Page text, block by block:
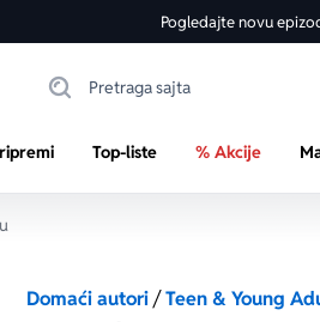
Pogledajte novu
Top-liste % Akcije
Domaći autori/Teen & Young